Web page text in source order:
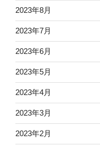
2023年8月
2023年7月
2023年6月
2023年5月
2023年4月
2023年3月
2023年2月